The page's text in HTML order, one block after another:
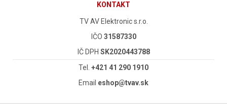
KONTAKT
TV AV Elektronic s.r.o.
IČO 31587330
IČ DPH SK2020443788
Tel. +421 41 290 1910
Email eshop@tvav.sk